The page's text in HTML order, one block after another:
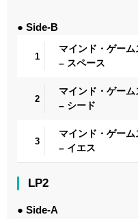
● Side-B
1
マインド・ゲー
– スペース
2
マインド・ゲー
– シード
3
マインド・ゲー
– イエス
LP2
● Side-A